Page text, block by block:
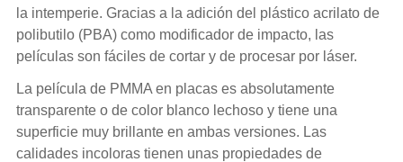
la intemperie. Gracias a la adición del plástico acrilato de
polibutilo (PBA) como modificador de impacto, las
películas son fáciles de cortar y de procesar por láser.
La película de PMMA en placas es absolutamente
transparente o de color blanco lechoso y tiene una
superficie muy brillante en ambas versiones. Las
calidades incoloras tienen unas propiedades de